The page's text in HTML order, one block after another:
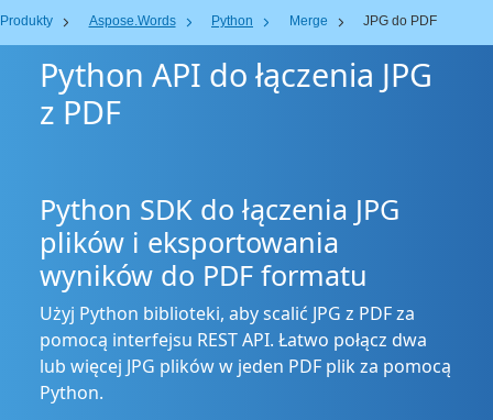
Produkty Aspose.Words Python Merge JPG do PDF
Python API do łączenia JPG
z PDF
Python SDK do łączenia JPG
plików i eksportowania
wyników do PDF formatu
Użyj Python biblioteki, aby scalić JPG z PDF za
pomocą interfejsu REST API. Łatwo połącz dwa
lub więcej JPG plików w jeden PDF plik za pomocą
Python.